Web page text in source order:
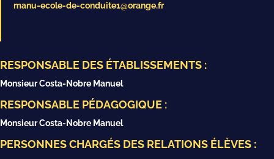
manu-ecole-de-conduite1@orange.fr
RESPONSABLE DES ÉTABLISSEMENTS :
Monsieur Costa-Nobre Manuel
RESPONSABLE PÉDAGOGIQUE :
Monsieur Costa-Nobre Manuel
PERSONNES CHARGÉS DES RELATIONS ÉLÈVES :